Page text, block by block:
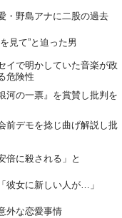
・野島アナに二股の過去
見て”と迫った男
イで明かしていた音楽が政
危険性
河の一票』を賞賛し批判を
前デモを捻じ曲げ解説し批
倍に殺される」と
彼女に新しい人が…」
外な恋愛事情